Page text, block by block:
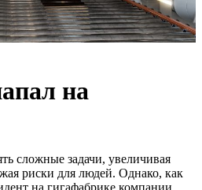
на
сложные задачи, увеличивая
риски для людей. Однако, как
на гигафабрике компании